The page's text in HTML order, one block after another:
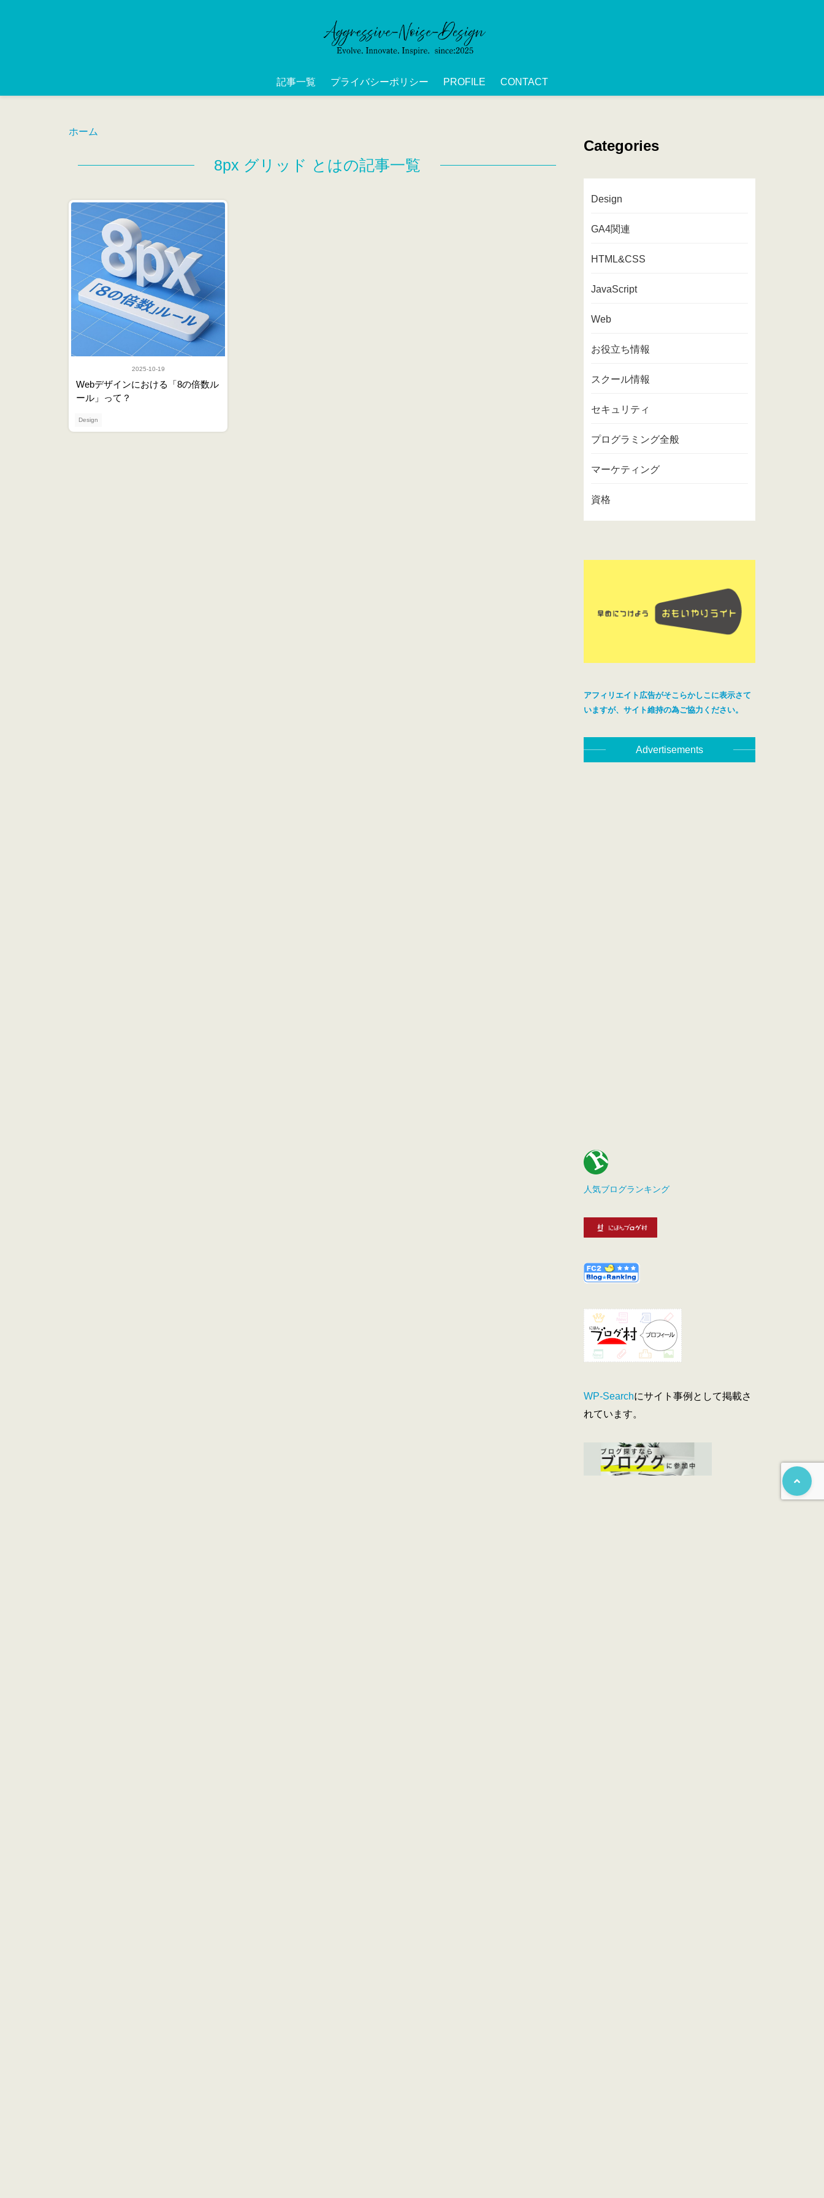
記事一覧 プライバシーポリシー PROFILE CONTACT
ホーム
8px グリッド とはの記事一覧
Design
2025-10-19
Webデザインにおける「8の倍数ル
ール」って？
Categories
Design
GA4関連
HTML&CSS
JavaScript
Web
お役立ち情報
スクール情報
セキュリティ
プログラミング全般
マーケティング
資格
アフィリエイト広告がそこらかしこに表示さて
いますが、サイト維持の為ご協力ください。
Advertisements
人気ブログランキング
WP-Searchにサイト事例として掲載さ
れています。